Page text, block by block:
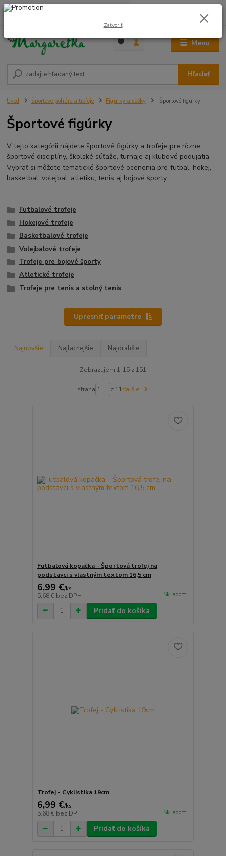
Menu
Hľadať
0948 236 042
0,00 €
Úvod Športové poháre a trofeje Figúrky a sošky Športové figúrky
Športové figúrky
V tejto kategórii nájdete športové figúrky a trofeje pre rôzne
športové disciplíny, školské súťaže, turnaje aj klubové podujatia.
Vybrať si môžete tematické športové ocenenia pre futbal, hokej,
basketbal, volejbal, atletiku, tenis aj bojové športy.
Futbalové trofeje
Hokejové trofeje
Basketbalové trofeje
Volejbalové trofeje
Trofeje pre bojové športy
Atletické trofeje
Trofeje pre tenis a stolný tenis
Upresniť parametre
Najnovšie Najlacnejšie Najdrahšie
Zobrazujem 1-15 z 151
strana z 11ďalšie
Futbalová kopačka - Športová trofej na
podstavci s vlastným textom 16,5 cm
6,99 €/ks
5,68 € bez DPH Skladom
Pridať do košíka
Trofej - Cyklistika 19cm
6,99 €/ks
5,68 € bez DPH Skladom
Pridať do košíka
Zatvoriť